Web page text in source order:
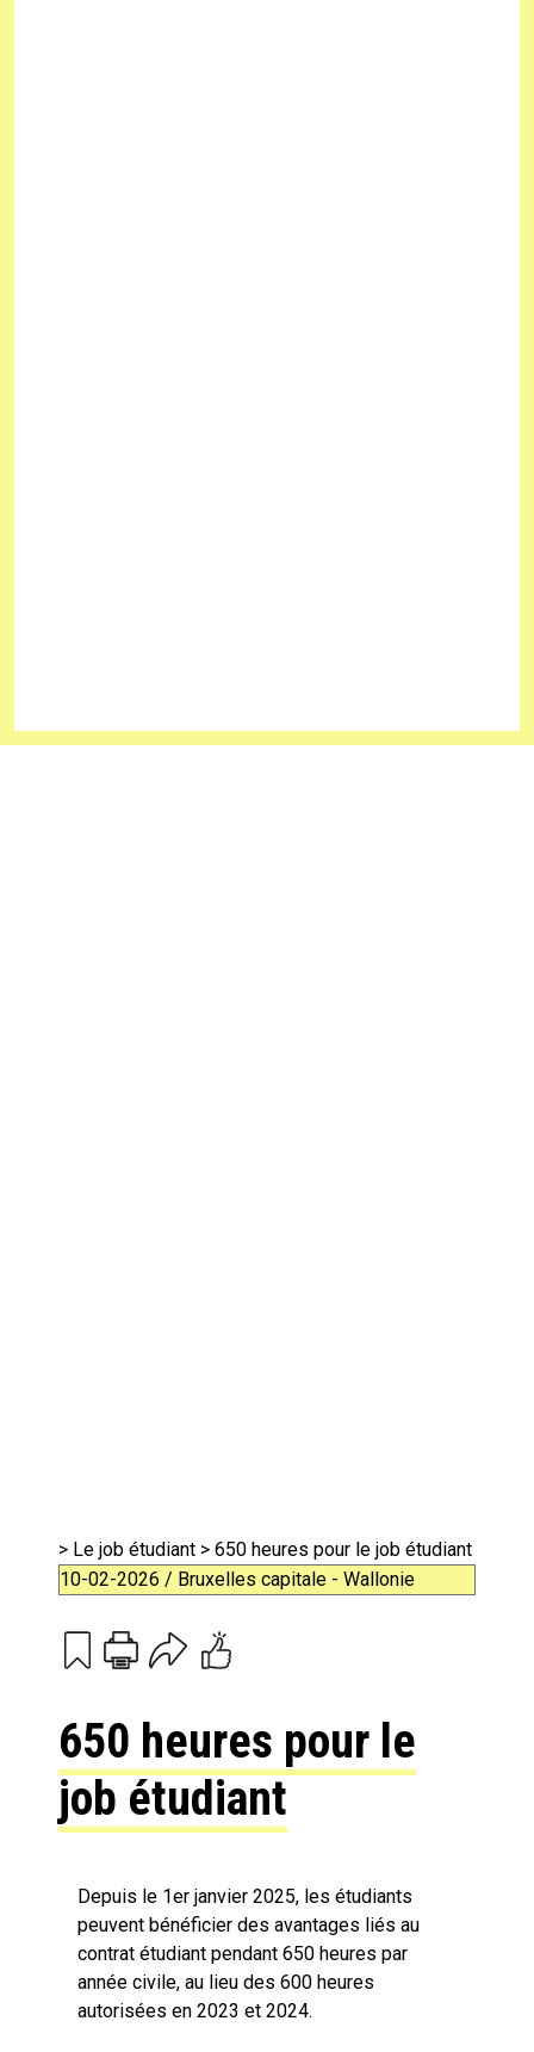
> Le job étudiant > 650 heures pour le job étudiant
10-02-2026 / Bruxelles capitale - Wallonie
PrintEmail
650 heures pour le
job étudiant
Depuis le 1er janvier 2025, les étudiants
peuvent bénéficier des avantages liés au
contrat étudiant pendant 650 heures par
année civile, au lieu des 600 heures
autorisées en 2023 et 2024.